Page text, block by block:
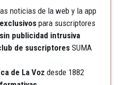
noticias de la web y la app
para suscriptores
sin publicidad intrusiva
de suscriptores SUMA
de La Voz desde 1882